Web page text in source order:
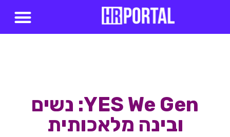
YES We Gen: נשים
ובינה מלאכותית